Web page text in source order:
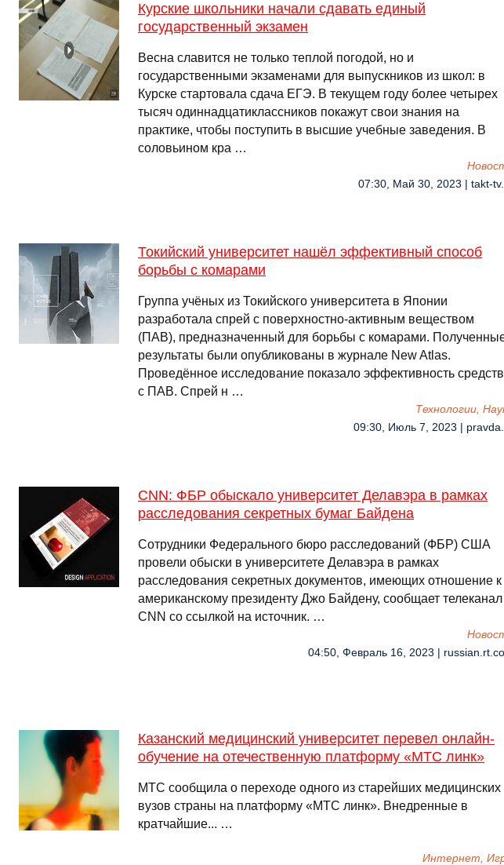
Курские школьники начали сдавать единый
государственный экзамен
Весна славится не только теплой погодой, но и
государственными экзаменами для выпускников из школ: в
Курске стартовала сдача ЕГЭ. В текущем году более четырех
тысяч одиннадцатиклассников покажут свои знания на
практике, чтобы поступить в высшие учебные заведения. В
соловьином кра …
07:30, Май 30, 2023 | takt-
Токийский университет нашёл эффективный способ
борьбы с комарами
Группа учёных из Токийского университета в Японии
разработала спрей с поверхностно-активным веществом
(ПАВ), предназначенный для борьбы с комарами.
результаты были опубликованы в журнале New Atlas.
Проведённое исследование показало эффективность
с ПАВ. Спрей н …
Технологии,
09:30, Июль 7, 2023 |
CNN: ФБР обыскало университет Делавэра в рамках
расследования секретных бумаг Байдена
Сотрудники Федерального бюро расследований (ФБР) США
провели обыски в университете Делавэра в рамках
расследования секретных документов, имеющих отношение к
американскому президенту Джо Байдену, сообщает телеканал
CNN со ссылкой на источник. …
04:50, Февраль 16, 2023 |
Казанский медицинский университет перевел онлайн-
обучение на отечественную платформу «МТС линк»
МТС сообщила о переходе одного из старейших медицинских
вузов страны на платформу «МТС линк». Внедренные в
кратчайшие... …
Интернет,